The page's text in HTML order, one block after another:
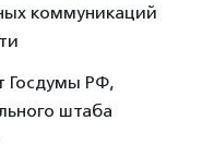
коммуникаций
Госдумы РФ,
штаба